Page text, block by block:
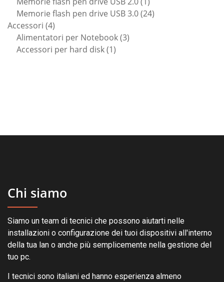
prodotto
Memorie flash pen drive USB 3.0 2424
Accessori 44
prodotti
Alimentatori per Notebook 33
Accessori per hard disk 11
Chi siamo
Siamo un team di tecnici che possono aiutarti nelle
installazioni o configurazione dei tuoi dispositivi all'interno
della tua lan o anche più semplicemente nella gestione del
tuo pc.
I tecnici sono italiani ed hanno esperienza almeno